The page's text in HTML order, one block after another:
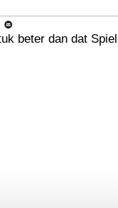
beter dan dat